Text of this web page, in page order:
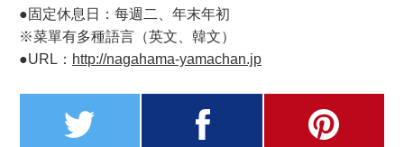
●固定休息日：每週二、年末年初
※菜單有多種語言（英文、韓文）
●URL： http://nagahama-yamachan.jp